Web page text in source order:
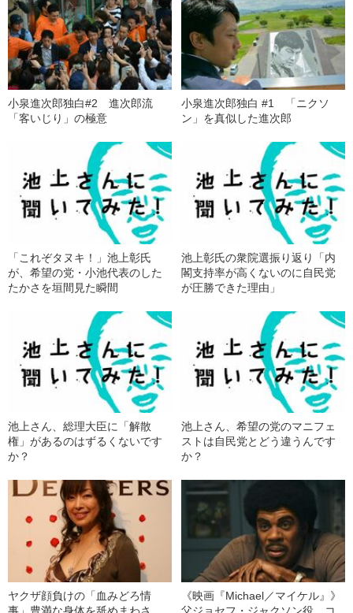
小泉進次郎独白#2 進次郎流
「客いじり」の極意
小泉進次郎独白 #1 「ニクソ
ン」を真似した進次郎
「これぞタヌキ！」池上彰氏
が、希望の党・小池代表のした
たかさを垣間見た瞬間
池上彰氏の衆院選振り返り「内
閣支持率が高くないのに自民党
が圧勝できた理由」
池上さん、総理大臣に「解散
権」があるのはずるくないです
か？
池上さん、希望の党のマニフェ
ストは自民党とどう違うんです
か？
ヤクザ顔負けの「血みどろ情
《映画『Michael／マイケル』》